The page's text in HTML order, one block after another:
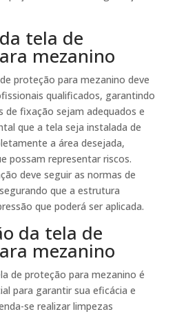
tela de
mezanino
proteção para mezanino deve
qualificados, garantindo
fixação sejam adequados e
que a tela seja instalada de
a área desejada,
possam representar riscos.
deve seguir as normas de
que a estrutura
que poderá ser aplicada.
da tela de
mezanino
de proteção para mezanino é
para garantir sua eficácia e
se realizar limpezas